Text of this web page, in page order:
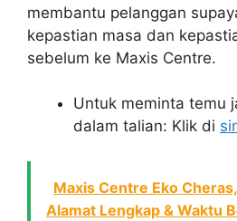
membantu pelanggan
kepastian masa dan
sebelum ke Maxis Centre.
Untuk meminta temu
dalam talian: Klik di
Maxis Centre Eko
Alamat Lengkap & Waktu